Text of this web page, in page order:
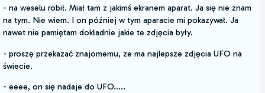
- na weselu robił. Miał tam z jakimś ekranem aparat. Ja się nie znam
na tym. Nie wiem. I on później w tym aparacie mi pokazywał. Ja
nawet nie pamiętam dokładnie jakie te zdjęcia były.
- proszę przekazać znajomemu, ze ma najlepsze zdjęcia UFO na
świecie.
- eeee, on się nadaje do UFO…..